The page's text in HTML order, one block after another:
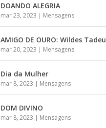
DOANDO ALEGRIA
mar 23, 2023 | Mensagens
AMIGO DE OURO: Wildes Tadeu
mar 20, 2023 | Mensagens
Dia da Mulher
mar 8, 2023 | Mensagens
DOM DIVINO
mar 8, 2023 | Mensagens